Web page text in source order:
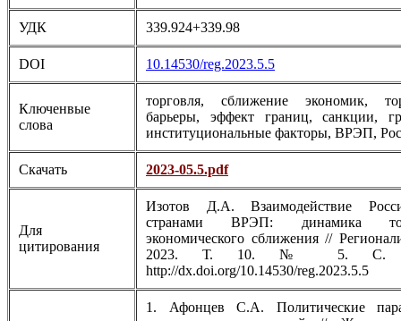
УДК 339.924+339.98
DOI 10.14530/reg.2023.5.5
Ключенвые
слова
торговля, сближение экономик,
барьеры, эффект границ, санкции,
институциональные факторы, ВРЭП,
Скачать 2023-05.5.pdf
Для
цитирования
Изотов Д.А. Взаимодействие
странами ВРЭП: динамика
экономического сближения //
2023. Т. 10. № 5. С.
http://dx.doi.org/10.14530/reg.2023.5.5
1. Афонцев С.А. Политические